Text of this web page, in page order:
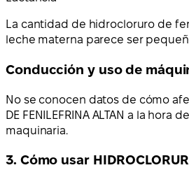
La cantidad de hidrocloruro de
leche materna parece ser
Conducción y uso de
No se conocen datos de cómo
DE FENILEFRINA ALTAN a la hora
maquinaria.
3. Cómo usar